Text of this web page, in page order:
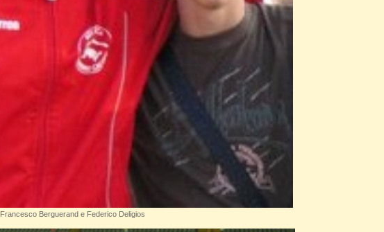
Francesco Berguerand e Federico Deligios